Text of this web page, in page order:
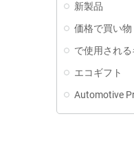
新製品
価格で買い物
で使用され
エコギフト
Automotive